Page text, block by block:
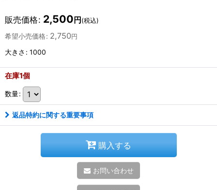
販売価格: 2,500 円 (税込)
希望小売価格: 2,750円
大きさ : 1000
在庫1個
数量:
返品特約に関する重要事項
購入する
お問い合わせ